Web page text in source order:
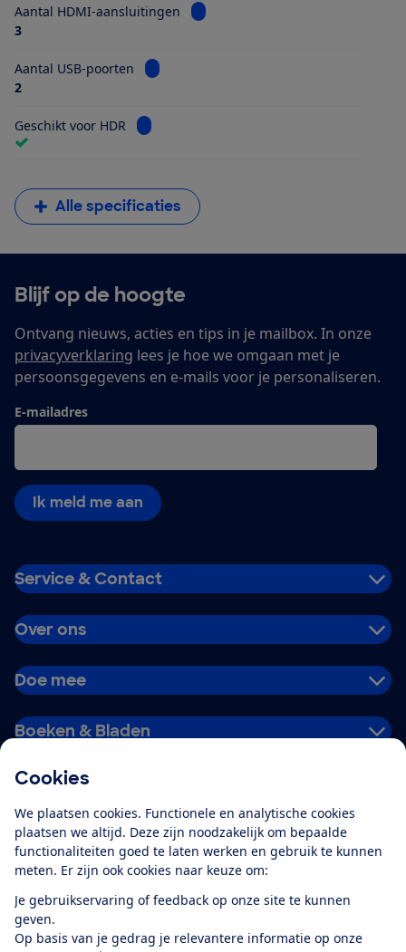
Cookies
We plaatsen cookies. Functionele en analytische cookies
plaatsen we altijd. Deze zijn noodzakelijk om bepaalde
functionaliteiten goed te laten werken en gebruik te kunnen
meten. Er zijn ook cookies naar keuze om:
Je gebruikservaring of feedback op onze site te kunnen
geven.
Op basis van je gedrag je relevantere informatie op onze
Aantal HDMI-aansluitingen
Bekijk informatie voor Aantal
3
Aantal USB-poorten
Bekijk informatie voor Aantal USB-poorten
2
Geschikt voor HDR Bekijk informatie voor Geschikt voor HDR
Alle specificaties
Blijf op de hoogte
Ontvang nieuws, acties en tips in je mailbox. In onze
privacyverklaring lees je hoe we omgaan met je
persoonsgegevens en e-mails voor je personaliseren.
E-mailadres
Ik meld me aan
Service & Contact
Over ons
Doe mee
Boeken & Bladen
Alles over de
app